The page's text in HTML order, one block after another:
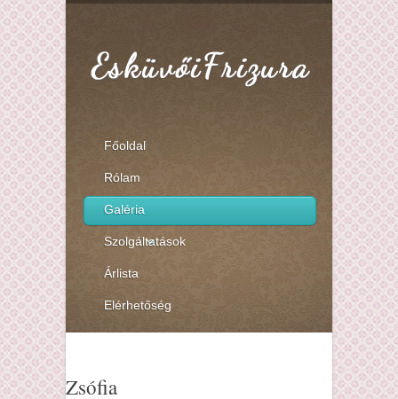
Főoldal
Rólam
Galéria
Szolgáltatások
Árlista
Elérhetőség
Zsófia